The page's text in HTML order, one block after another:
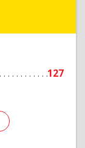
127
Советская